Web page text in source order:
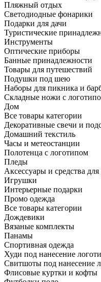
Пляжный отдых
Светодиодные фонарики
Подарки для дачи
Туристические
Инструменты
Оптические приборы
Банные принадлежности
Товары для путешествий
Подушки под шею
Наборы для пикника и
Складные ножи с
Дом
Все товары категории
Декоративные свечи и
Домашний текстиль
Часы и метеостанции
Полотенца с логотипом
Пледы
Аксессуары и средства для
Игрушки
Интерьерные подарки
Промо одежда
Все товары категории
Дождевики
Вязаные комплекты
Панамы
Спортивная одежда
Худи под нанесение
Свитшоты под нанесение
Флисовые куртки и кофты